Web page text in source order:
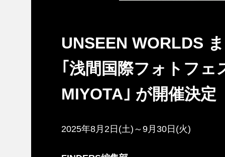
UNSEEN WORLDS
｢浅間国際フォトフェ
MIYOTA｣ が開催決定
2025年8月2日(土)～9月30日(火)